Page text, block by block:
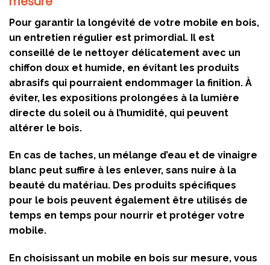
Pour garantir la longévité de votre mobile en bois,
un entretien régulier est primordial. Il est
conseillé de le nettoyer délicatement avec un
chiffon doux et humide, en évitant les produits
abrasifs qui pourraient endommager la finition. À
éviter, les expositions prolongées à la lumière
directe du soleil ou à l’humidité, qui peuvent
altérer le bois.
En cas de taches, un mélange d’eau et de vinaigre
blanc peut suffire à les enlever, sans nuire à la
beauté du matériau. Des produits spécifiques
pour le bois peuvent également être utilisés de
temps en temps pour nourrir et protéger votre
mobile.
En choisissant un mobile en bois sur mesure, vous